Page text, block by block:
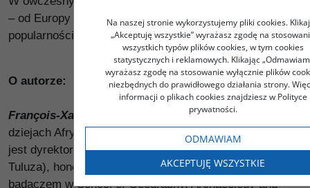
– od Europy aż po Chiny – Afryka cieszyła znaczną
popularnością.
O autorze:
François-Xavier Fauvelle,
historyk specjalizujący się w
dziejach Afryki,
jest dyrektorem badań w CNRS (laboratorium TRACES,
Tuluza), honorowym
badaczem w School of Geography, Archaeology and
Na naszej stronie wykorzystujemy pliki cookies.
„Akceptuję wszystkie” wyrażasz zgodę na
wszystkich typów plików cookies, w tym cookies
statystycznych i reklamowych. Klikając
wyrażasz zgodę na stosowanie wyłącznie plików
niezbędnych do prawidłowego działania strony.
informacji o plikach cookies znajdziesz w Polityce
prywatności.
ODMAWIAM
AKCEPTUJĘ WSZYSTKIE